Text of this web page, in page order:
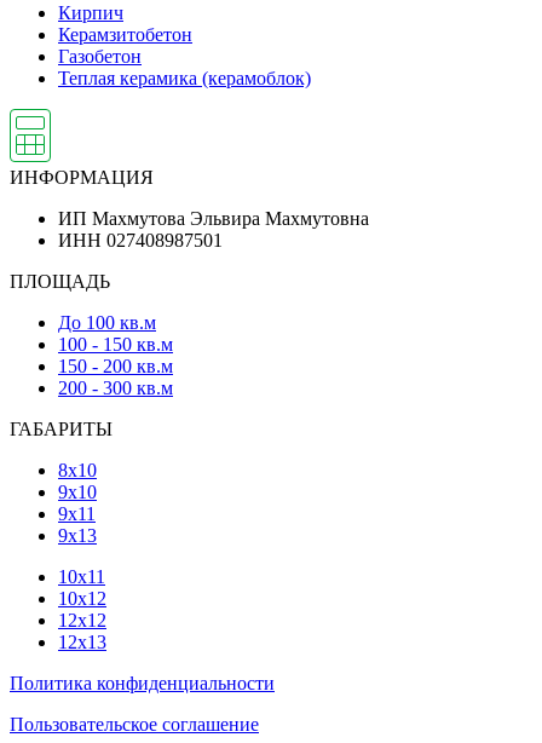
Кирпич
Керамзитобетон
Газобетон
Теплая керамика (керамоблок)
ИНФОРМАЦИЯ
ИП Махмутова Эльвира Махмутовна
ИНН 027408987501
ПЛОЩАДЬ
До 100 кв.м
100 - 150 кв.м
150 - 200 кв.м
200 - 300 кв.м
ГАБАРИТЫ
8х10
9х10
9х11
9х13
10х11
10х12
12х12
12х13
Политика конфиденциальности
Пользовательское соглашение